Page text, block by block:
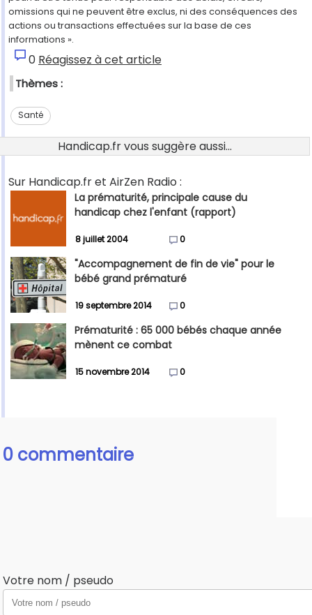
omissions qui ne peuvent être exclus, ni des conséquences des
actions ou transactions effectuées sur la base de ces
informations ».
0 Réagissez à cet article
Thèmes :
Santé
Handicap.fr vous suggère aussi...
Sur Handicap.fr et AirZen Radio :
La prématurité, principale cause du
handicap chez l'enfant (rapport)
8 juillet 2004 0
"Accompagnement de fin de vie" pour le
bébé grand prématuré
19 septembre 2014 0
Prématurité : 65 000 bébés chaque année
mènent ce combat
15 novembre 2014 0
0 commentaire
Votre nom / pseudo